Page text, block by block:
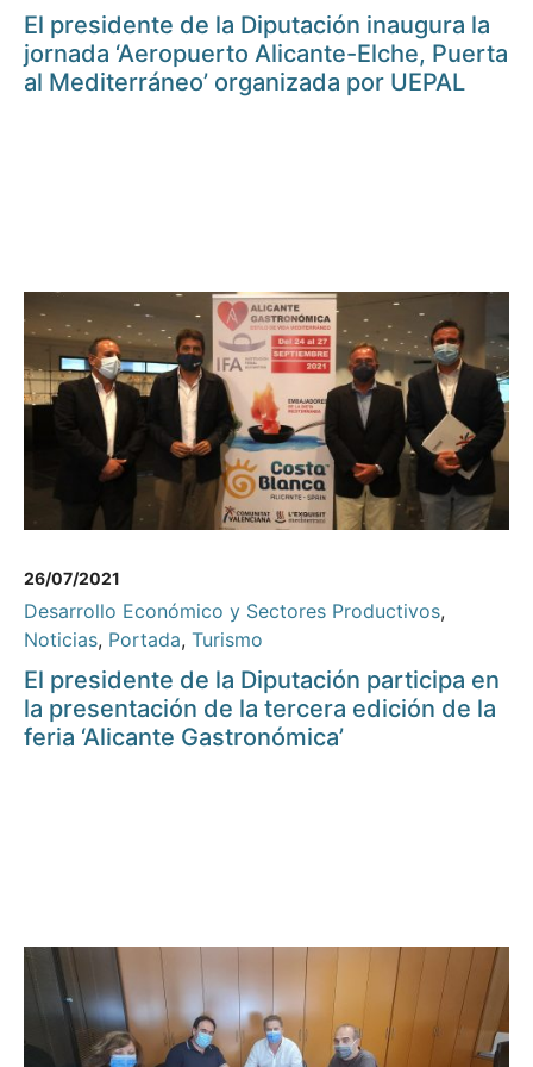
El presidente de la Diputación inaugura la
jornada ‘Aeropuerto Alicante-Elche, Puerta
al Mediterráneo’ organizada por UEPAL
26/07/2021
Desarrollo Económico y Sectores Productivos,
Noticias, Portada, Turismo
El presidente de la Diputación participa en
la presentación de la tercera edición de la
feria ‘Alicante Gastronómica’